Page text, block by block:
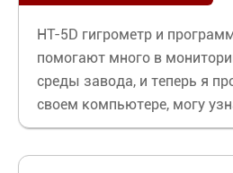
HT-5D гигрометр и
помогают много в
среды завода, и теперь я
своем компьютере, могу